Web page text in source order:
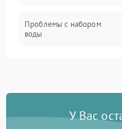
Проблемы с набором
воды
Замена платы управления
У Вас